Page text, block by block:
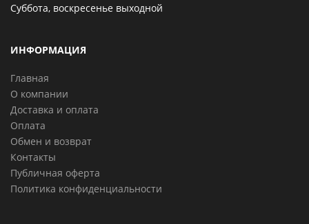
Суббота, воскресенье выходной
ИНФОРМАЦИЯ
Главная
О компании
Доставка и оплата
Оплата
Обмен и возврат
Контакты
Публичная оферта
Политика конфиденциальности